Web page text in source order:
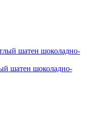
шатен шоколадно-